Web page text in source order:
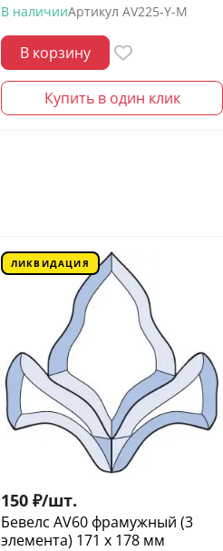
В наличииАртикул AV225-Y-M
В корзину
Купить в один клик
ЛИКВИДАЦИЯ
150 ₽/шт.
Бевелс AV60 фрамужный (3
элемента) 171 х 178 мм